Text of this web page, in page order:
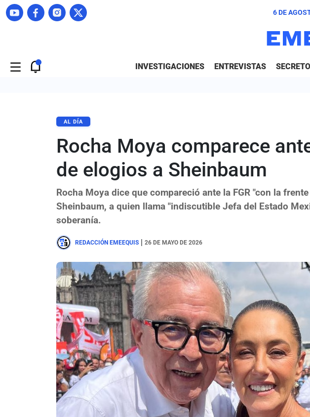
6 DE
INVESTIGACIONES ENTREVISTAS
AL DÍA
Rocha Moya comparece
de elogios a Sheinbaum
Rocha Moya dice que compareció ante la FGR "con la
Sheinbaum, a quien llama "indiscutible Jefa del Estado
soberanía.
REDACCIÓN EMEEQUIS 26 DE MAYO DE 2026